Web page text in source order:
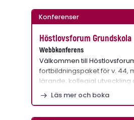
Konferenser
Höstlovsforum Grundskola
Webbkonferens
Välkommen till
fortbildningspaket för v. 44,
lärande, kollegial utveckling
Läs mer och boka